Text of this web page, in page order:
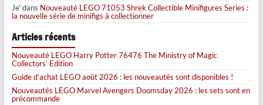
Je' dans Nouveauté LEGO 71053 Shrek Collectible Minifigures Series :
la nouvelle série de minifigs à collectionner
Articles récents
Nouveauté LEGO Harry Potter 76476 The Ministry of Magic
Collectors’ Edition
Guide d’achat LEGO août 2026 : les nouveautés sont disponibles !
Nouveautés LEGO Marvel Avengers Doomsday 2026 : les sets sont en
précommande